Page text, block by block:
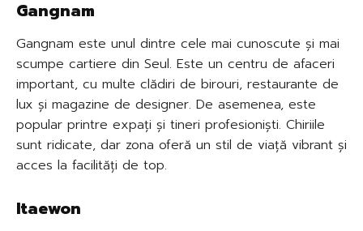
Gangnam
Gangnam este unul dintre cele mai cunoscute și mai
scumpe cartiere din Seul. Este un centru de afaceri
important, cu multe clădiri de birouri, restaurante de
lux și magazine de designer. De asemenea, este
popular printre expați și tineri profesioniști. Chiriile
sunt ridicate, dar zona oferă un stil de viață vibrant și
acces la facilități de top.
Itaewon